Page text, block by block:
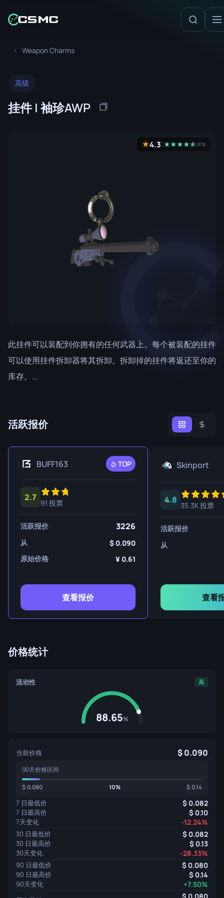
Weapon Charms
高级
挂件 | 袖珍AWP
★4.3 ★★★★★
☆978
此挂件可以装配到你拥有的任何武器上。每个被装配的挂件
可以使用挂件拆卸器将其拆卸。拆卸掉的挂件将返还至你的
库存。...
活跃报价
BUFF163 TOP
2.7
91 投票
活跃报价 3226
从
0.090
原始价格
0.61
查看报价
Skinport
4.8
35.3K 投票
活跃报价
从
查看
价格统计
流动性 高
88.65%
当前价格 0.090
90天价格区间
0.080 10% 0.14
7 日最低价 0.082
7 日最高价 0.10
7天变化 -12.24%
30 日最低价 0.082
30 日最高价 0.13
30天变化 -28.33%
90 日最低价 0.080
90 日最高价 0.14
90天变化 +7.50%